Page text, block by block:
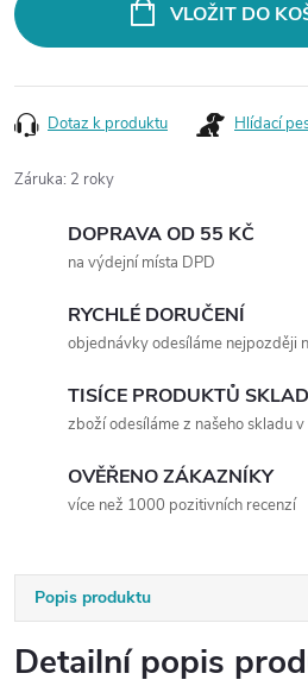
VLOŽIT DO
Dotaz k produktu Hlídací
Záruka: 2 roky
DOPRAVA OD 55 KČ
na výdejní místa DPD
RYCHLÉ DORUČENÍ
objednávky odesíláme nejpozději
TISÍCE PRODUKTŮ
zboží odesíláme z našeho skladu v
OVĚŘENO ZÁKAZNÍKY
více než 1000 pozitivních recenzí
Popis produktu
Detailní popis